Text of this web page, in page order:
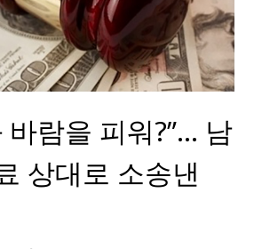
바람을 피워?”… 남
상대로 소송낸